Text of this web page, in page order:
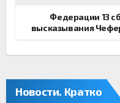
Федерации 13
высказывания
Новости. Кратко